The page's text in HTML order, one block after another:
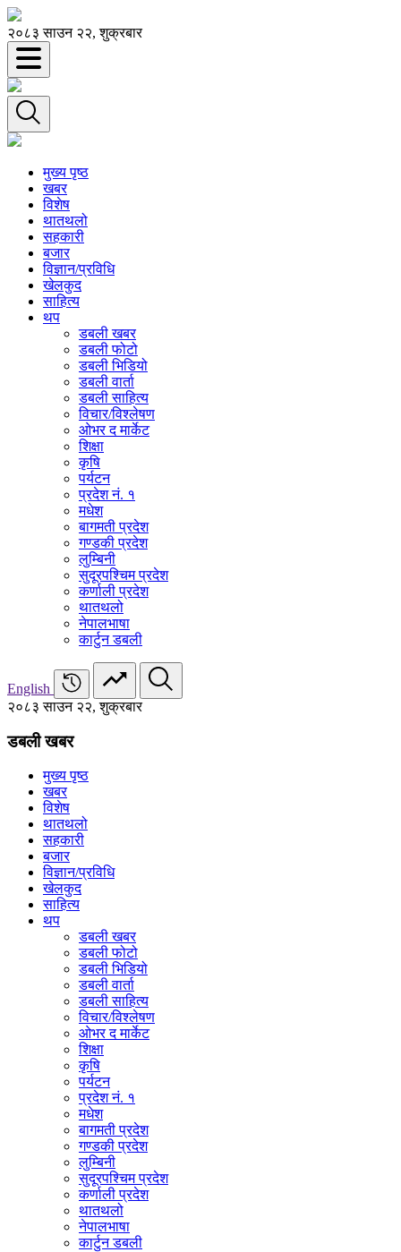
२०८३ साउन २२, शुक्रबार
मुख्य पृष्ठ
खबर
विशेष
थातथलो
सहकारी
बजार
विज्ञान/प्रविधि
खेलकुद
साहित्य
थप
डबली खबर
डबली फोटो
डबली भिडियो
डबली वार्ता
डबली साहित्य
विचार/विश्‍लेषण
ओभर द मार्केट
शिक्षा
कृषि
पर्यटन
प्रदेश नं. १
मधेश
बागमती प्रदेश
गण्डकी प्रदेश
लुम्बिनी
सुदूरपश्चिम प्रदेश
कर्णाली प्रदेश
थातथलो
नेपालभाषा
कार्टुन डबली
English
२०८३ साउन २२, शुक्रबार
डबली खबर
मुख्य पृष्ठ
खबर
विशेष
थातथलो
सहकारी
बजार
विज्ञान/प्रविधि
खेलकुद
साहित्य
थप
डबली खबर
डबली फोटो
डबली भिडियो
डबली वार्ता
डबली साहित्य
विचार/विश्‍लेषण
ओभर द मार्केट
शिक्षा
कृषि
पर्यटन
प्रदेश नं. १
मधेश
बागमती प्रदेश
गण्डकी प्रदेश
लुम्बिनी
सुदूरपश्चिम प्रदेश
कर्णाली प्रदेश
थातथलो
नेपालभाषा
कार्टुन डबली